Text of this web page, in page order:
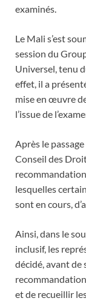
examinés.
Le Mali s’est
session du
Universel, tenu
effet, il a
mise en œuvre
l’issue de
Après le
Conseil des
lesquelles
sont en cours,
Ainsi, dans le
inclusif, les
décidé, avant de
et de recueillir